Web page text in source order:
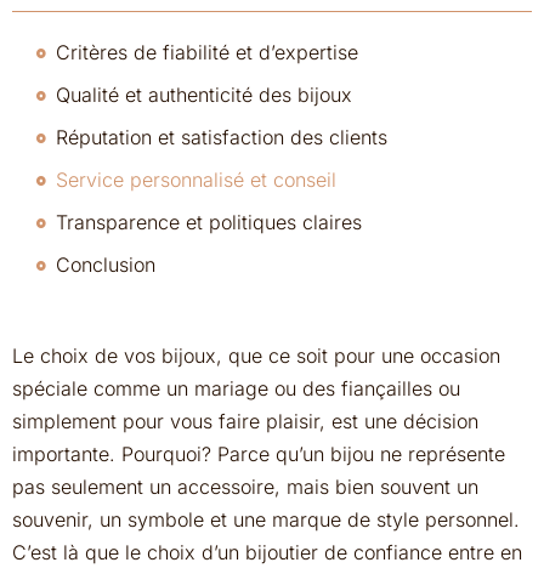
Critères de fiabilité et d’expertise
Qualité et authenticité des bijoux
Réputation et satisfaction des clients
Service personnalisé et conseil
Transparence et politiques claires
Conclusion
Le choix de vos bijoux, que ce soit pour une occasion
spéciale comme un mariage ou des fiançailles ou
simplement pour vous faire plaisir, est une décision
importante. Pourquoi? Parce qu’un bijou ne représente
pas seulement un accessoire, mais bien souvent un
souvenir, un symbole et une marque de style personnel.
C’est là que le choix d’un bijoutier de confiance entre en